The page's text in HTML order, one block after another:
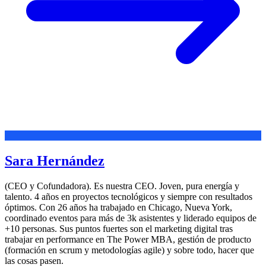
Sara Hernández
(CEO y Cofundadora). Es nuestra CEO. Joven, pura energía y
talento. 4 años en proyectos tecnológicos y siempre con resultados
óptimos. Con 26 años ha trabajado en Chicago, Nueva York,
coordinado eventos para más de 3k asistentes y liderado equipos de
+10 personas. Sus puntos fuertes son el marketing digital tras
trabajar en performance en The Power MBA, gestión de producto
(formación en scrum y metodologías agile) y sobre todo, hacer que
las cosas pasen.